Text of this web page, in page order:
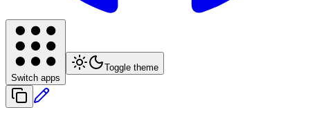
Switch apps
Toggle theme